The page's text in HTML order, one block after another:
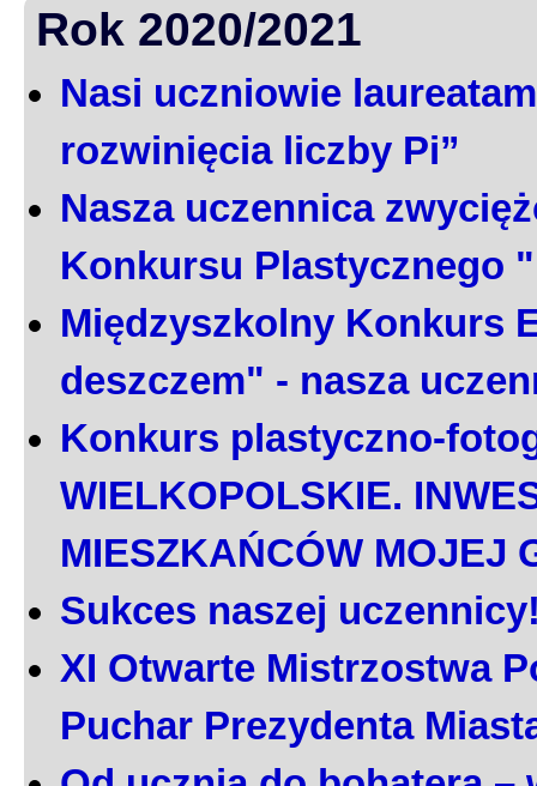
Rok 2020/2021
Nasi uczniowie
rozwinięcia liczby Pi”
Nasza uczennica
Konkursu Plastycznego
Międzyszkolny Konkurs
deszczem" - nasza
Konkurs plastyczno-
WIELKOPOLSKIE.
MIESZKAŃCÓW MOJEJ
Sukces naszej
XI Otwarte Mistrzostwa
Puchar Prezydenta